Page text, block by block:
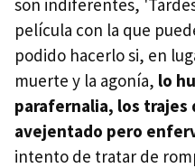
película con la que
podido hacerlo si, en
muerte y la agonía, lo
parafernalia, los trajes
avejentado pero
intento de tratar de